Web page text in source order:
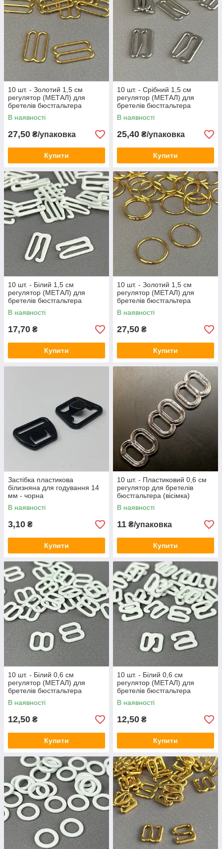
10 шт. - Золотий 1,5 см
регулятор (МЕТАЛ) для
бретелів бюстгальтера
(вісімка)
В наявності
27,50 ₴/упаковка
Купити
10 шт. - Срібний 1,5 см
регулятор (МЕТАЛ) для
бретелів бюстгальтера
(застібка)
В наявності
25,40 ₴/упаковка
Купити
10 шт. - Білий 1,5 см
регулятор (МЕТАЛ) для
бретелів бюстгальтера
(застібка)
В наявності
17,70 ₴
Купити
10 шт. - Золотий 1,5 см
регулятор (МЕТАЛ) для
бретелів бюстгальтера
(кільце)
В наявності
27,50 ₴
Купити
Застібка пластикова
білизняна для годування 14
мм - чорна
В наявності
3,10 ₴
Купити
10 шт. - Пластиковий 0,6 см
регулятор для бретелів
бюстгальтера (вісімка)
В наявності
11 ₴/упаковка
Купити
10 шт. - Білий 0,6 см
регулятор (МЕТАЛ) для
бретелів бюстгальтера
(вісімка)
В наявності
12,50 ₴
Купити
10 шт. - Білий 0,6 см
регулятор (МЕТАЛ) для
бретелів бюстгальтера
(застібка)
В наявності
12,50 ₴
Купити